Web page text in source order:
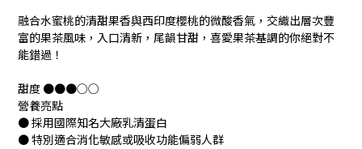
融合水蜜桃的清甜果香與西印度櫻桃的微酸香氣，交織出層次豐
富的果茶風味，入口清新，尾韻甘甜，喜愛果茶基調的你絕對不
能錯過！
甜度 ●●●○○
營養亮點
● 採用國際知名大廠乳清蛋白
● 特別適合消化敏感或吸收功能偏弱人群